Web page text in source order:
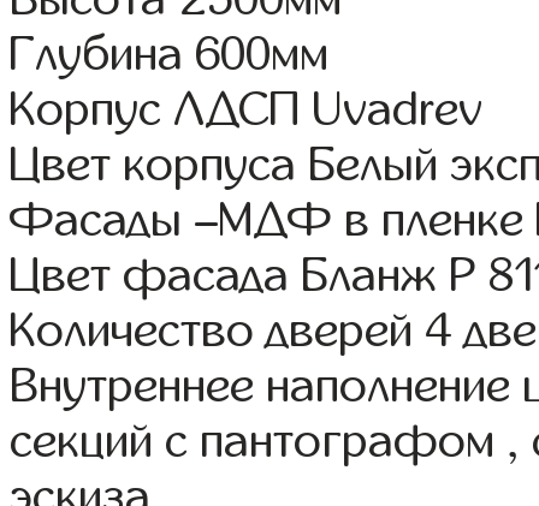
Глубина 600мм
Корпус ЛДСП Uvadrev
Цвет корпуса Белый
Фасады –МДФ в пленке
Цвет фасада Бланж Р
Количество дверей 4
Внутреннее
секций с пантографом ,